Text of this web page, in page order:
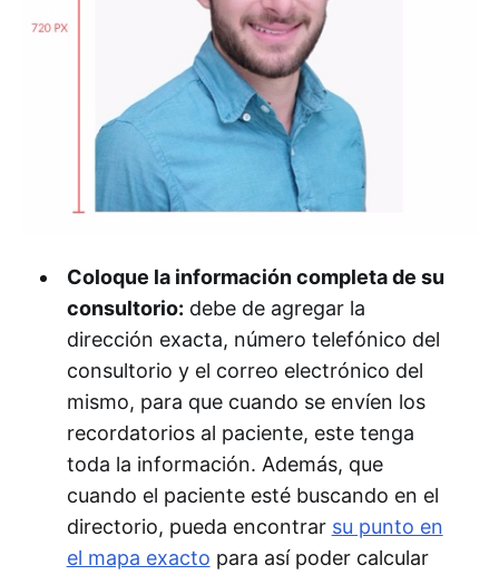
Coloque la información completa de su
consultorio: debe de agregar la
dirección exacta, número telefónico del
consultorio y el correo electrónico del
mismo, para que cuando se envíen los
recordatorios al paciente, este tenga
toda la información. Además, que
cuando el paciente esté buscando en el
directorio, pueda encontrar su punto en
el mapa exacto para así poder calcular